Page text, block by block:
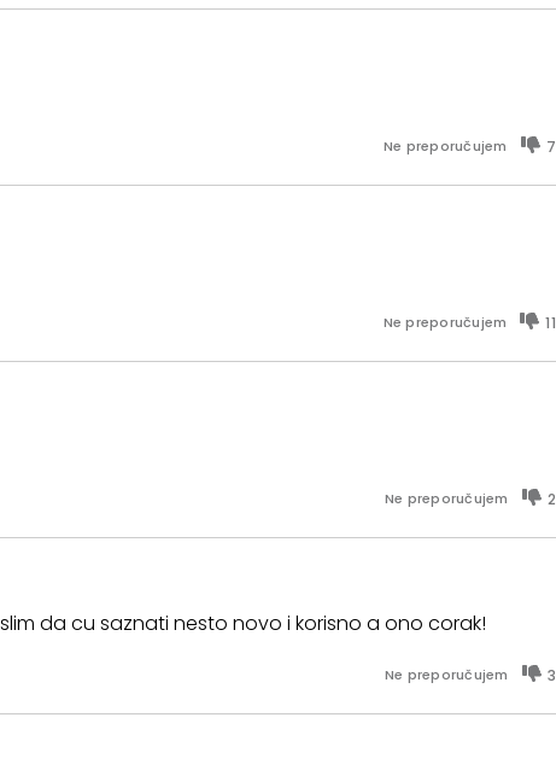
Ne preporučujem 7
Ne preporučujem 11
Ne preporučujem 2
da cu saznati nesto novo i korisno a ono corak!
Ne preporučujem 3